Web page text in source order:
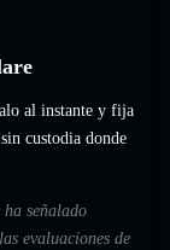
al instante y fija
custodia donde
señalado
evaluaciones de